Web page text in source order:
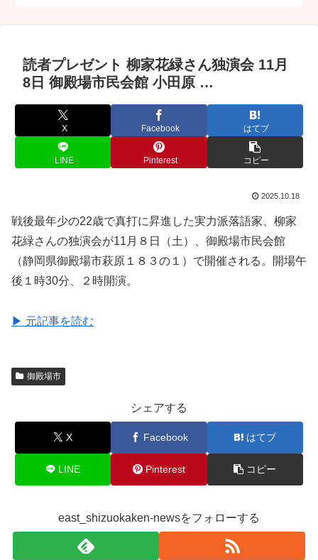
読者プレゼント 柳家花緑さん独演会 11月
8日 御殿場市民会館 小田原 …
X Facebook はてブ
LINE Pinterest コピー
2025.10.18
戦後最年少の22歳で真打に昇進した実力派落語家、柳家
花緑さんの独演会が11月８日（土）、御殿場市民会館
（静岡県御殿場市萩原１８３の１）で開催される。開場午
後１時30分、２時開演。
▶ 元記事を読む
御殿場市
シェアする
X Facebook はてブ
LINE Pinterest コピー
east_shizuokaken-newsをフォローする